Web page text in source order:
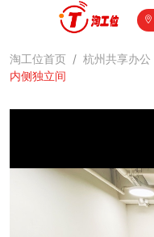
淘工位首页 / 杭州共享办公
内侧独立间